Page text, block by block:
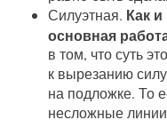
Силуэтная. Как
основная
в том, что суть
к вырезанию
на подложке. То
несложные